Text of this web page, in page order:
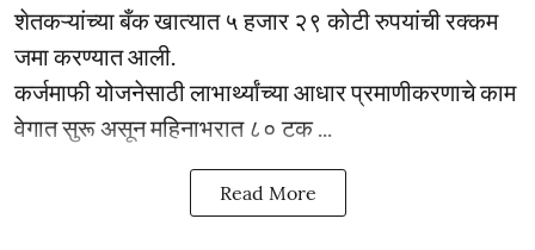
शेतकऱ्यांच्या बँक खात्यात ५ हजार २९ कोटी रुपयांची रक्कम
जमा करण्यात आली.
कर्जमाफी योजनेसाठी लाभार्थ्यांच्या आधार प्रमाणीकरणाचे काम
वेगात सुरू असून महिनाभरात ८० टक ...
Read More